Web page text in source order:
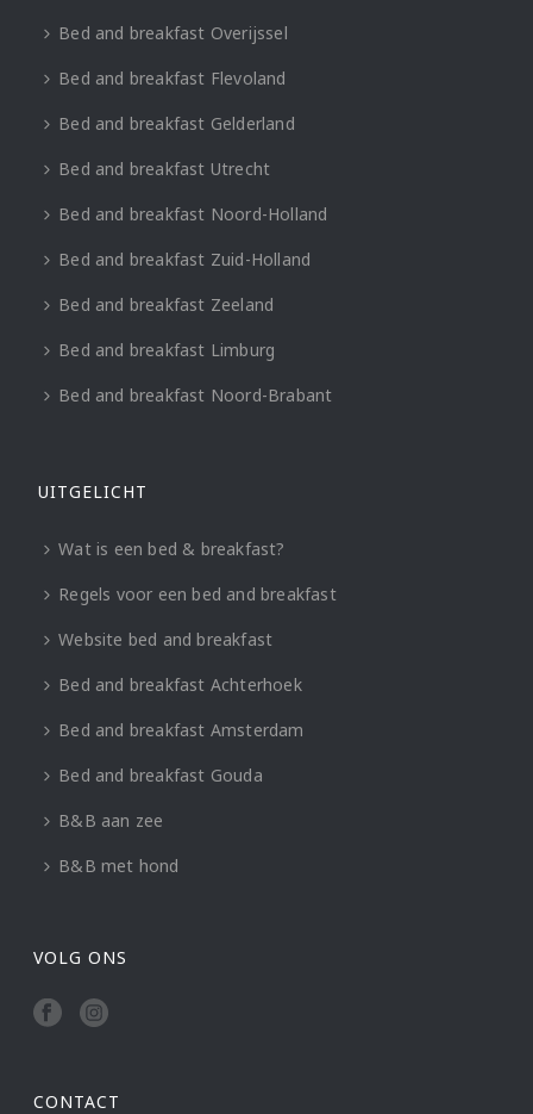
Bed and breakfast Overijssel
Bed and breakfast Flevoland
Bed and breakfast Gelderland
Bed and breakfast Utrecht
Bed and breakfast Noord-Holland
Bed and breakfast Zuid-Holland
Bed and breakfast Zeeland
Bed and breakfast Limburg
Bed and breakfast Noord-Brabant
UITGELICHT
Wat is een bed & breakfast?
Regels voor een bed and breakfast
Website bed and breakfast
Bed and breakfast Achterhoek
Bed and breakfast Amsterdam
Bed and breakfast Gouda
B&B aan zee
B&B met hond
VOLG ONS
CONTACT